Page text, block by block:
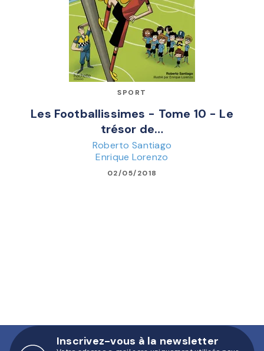
SPORT
Les Footballissimes - Tome 10 - Le
trésor de…
Roberto Santiago
Enrique Lorenzo
02/05/2018
Inscrivez-vous à la newsletter